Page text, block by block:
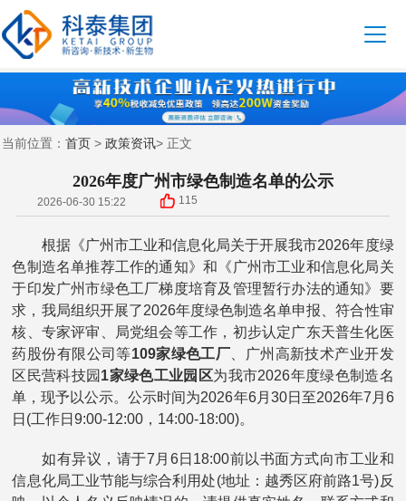
当前位置： 首页 > 政策资讯> 正文
2026年度广州市绿色制造名单的公示
2026-06-30 15:22 115
根据《广州市工业和信息化局关于开展我市2026年度绿
色制造名单推荐工作的通知》和《广州市工业和信息化局关
于印发广州市绿色工厂梯度培育及管理暂行办法的通知》要
求，我局组织开展了2026年度绿色制造名单申报、符合性审
核、专家评审、局党组会等工作，初步认定广东天普生化医
药股份有限公司等109家绿色工厂 、广州高新技术产业开发
区民营科技园 1家绿色工业园区为我市2026年度绿色制造名
单，现予以公示。公示时间为2026年6月30日至2026年7月6
日(工作日9:00-12:00，14:00-18:00)。
如有异议，请于7月6日18:00前以书面方式向市工业和
信息化局工业节能与综合利用处(地址：越秀区府前路1号)反